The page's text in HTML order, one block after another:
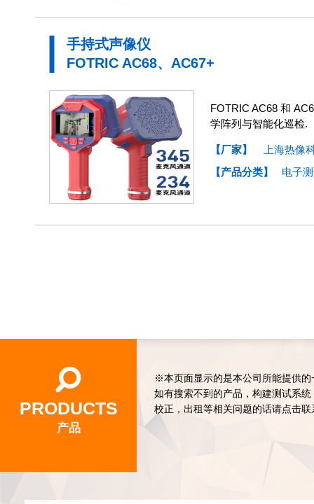
手持式声像仪
FOTRIC AC68、AC67+
FOTRIC AC68 和
学阵列与智能化巡检.
【厂家】
上海热像
【产品分类】
电子
PRODUCTS
产品
※本页面显示的是本公司所能提供的
如有搜索不到的产品，构建测试系
校正，出租等相关问题的话请点击联